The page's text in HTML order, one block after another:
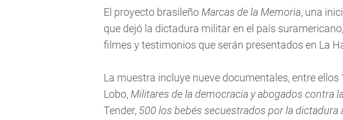
El proyecto brasileñoMarcas de la Memoria, una
que dejó la dictadura militar en el país
filmes y testimonios que serán presentados en La
La muestra incluye nueve documentales, entre ellos
Lobo,Militares de la democracia y abogados contra
Tender, 500 los bebés secuestrados por la dictadura